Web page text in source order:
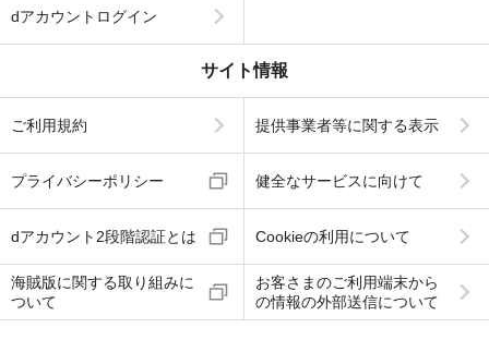
dアカウントログイン
サイト情報
ご利用規約 提供事業者等に関する表示
プライバシーポリシー 健全なサービスに向けて
dアカウント2段階認証とは Cookieの利用について
海賊版に関する取り組みに
ついて
お客さまのご利用端末から
の情報の外部送信について